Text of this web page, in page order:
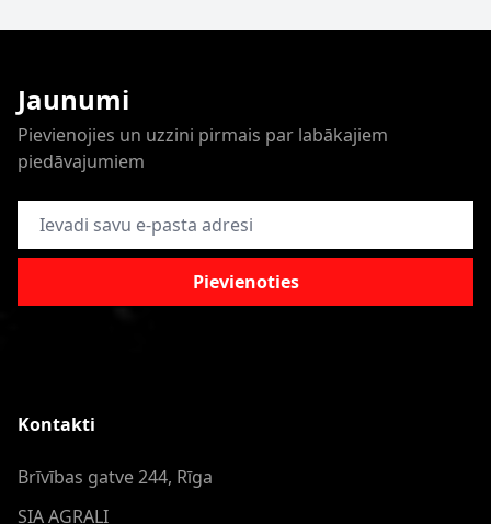
Jaunumi
Pievienojies un uzzini pirmais par labākajiem
piedāvajumiem
E-pasta adrese
Pievienoties
Kontakti
Brīvības gatve 244, Rīga
SIA AGRALI